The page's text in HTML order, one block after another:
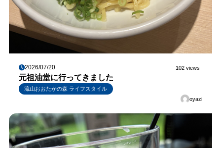
2026/07/20 102 views
元祖油堂に行ってきました
流山おおたかの森 ライフスタイル
oyazi